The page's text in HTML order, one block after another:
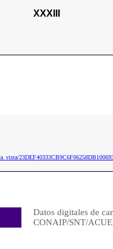
XXXIII
Datos digitales de
CONAIP/SNT/